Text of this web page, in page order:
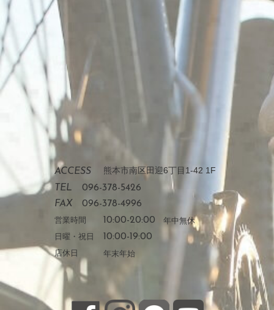
ACCESS 熊本市南区田迎6丁目1-42 1F
TEL
096-378-5426
FAX
096-378-4996
営業時間 10:00-20:00 年中無休
日曜・祝日
10:00-19:00
店休日 年末年始